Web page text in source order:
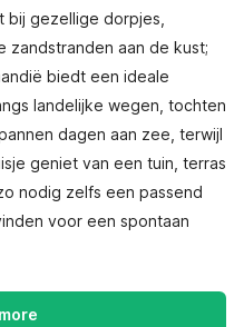
bij gezellige dorpjes,
aan de kust;
biedt een ideale
landelijke wegen, tochten
dagen aan zee, terwijl
geniet van een tuin, terras
nodig zelfs een passend
voor een spontaan